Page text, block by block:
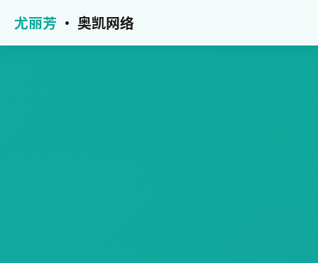
尤丽芳 · 奥凯网络